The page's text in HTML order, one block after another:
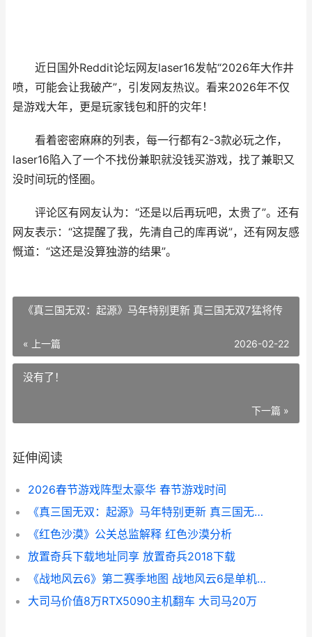
近日国外Reddit论坛网友laser16发帖“2026年大作井
喷，可能会让我破产”，引发网友热议。看来2026年不仅
是游戏大年，更是玩家钱包和肝的灾年！
看着密密麻麻的列表，每一行都有2-3款必玩之作，
laser16陷入了一个不找份兼职就没钱买游戏，找了兼职又
没时间玩的怪圈。
评论区有网友认为：“还是以后再玩吧，太贵了”。还有
网友表示：“这提醒了我，先清自己的库再说”，还有网友感
慨道：“这还是没算独游的结果”。
《真三国无双：起源》马年特别更新 真三国无双7猛将传
« 上一篇 2026-02-22
没有了！
下一篇 »
延伸阅读
2026春节游戏阵型太豪华 春节游戏时间
《真三国无双：起源》马年特别更新 真三国无双7猛将传
《红色沙漠》公关总监解释 红色沙漠分析
放置奇兵下载地址同享 放置奇兵2018下载
《战地风云6》第二赛季地图 战地风云6是单机游戏吗
大司马价值8万RTX5090主机翻车 大司马20万